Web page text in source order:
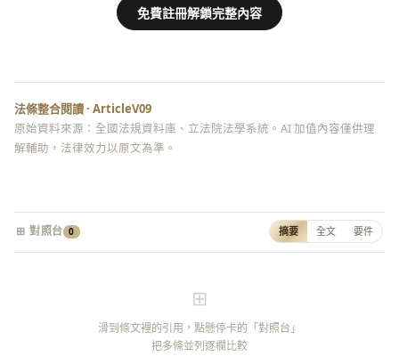
免費註冊解鎖完整內容
法條整合閱讀 · ArticleV09
原始資料來源：全國法規資料庫、立法院法學系統。AI 加值內容僅供理
解輔助，法律效力以原文為準。
⊞ 對照台 0 摘要 全文 要件
⊞
滑到條文裡的引用，點懸停卡的「對照台」
把多條並列逐欄比較